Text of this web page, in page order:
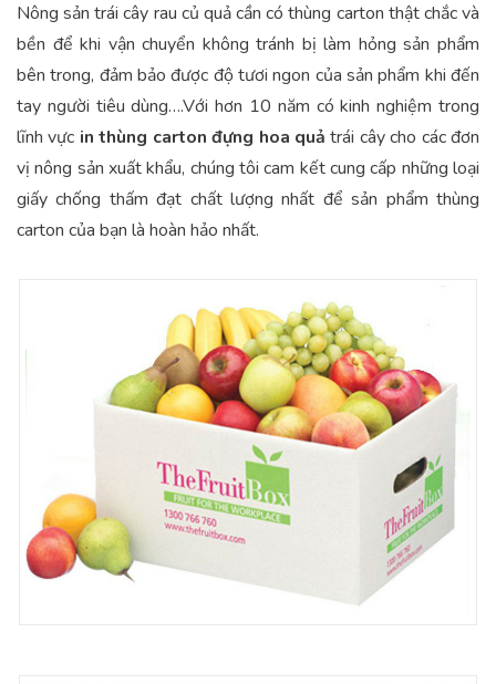
Nông sản trái cây rau củ quả cần có thùng carton thật chắc và
bền để khi vận chuyển không tránh bị làm hỏng sản phẩm
bên trong, đảm bảo được độ tươi ngon của sản phẩm khi đến
tay người tiêu dùng….Với hơn 10 năm có kinh nghiệm trong
lĩnh vực in thùng carton đựng hoa quả trái cây cho các đơn
vị nông sản xuất khẩu, chúng tôi cam kết cung cấp những loại
giấy chống thấm đạt chất lượng nhất để sản phẩm thùng
carton của bạn là hoàn hảo nhất.